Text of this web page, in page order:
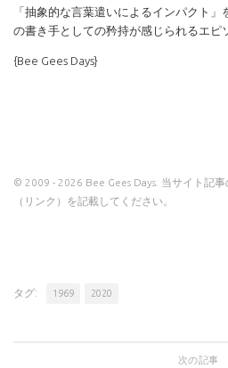
「抽象的な言葉遣いによるインパクト
の書き手としての矜持が感じられるエピ
{Bee Gees Days}
© 2009 - 2026 Bee Gees Days. 当サイト記
（リンク）を記載してください。
タグ: 1969 2020
次の記事